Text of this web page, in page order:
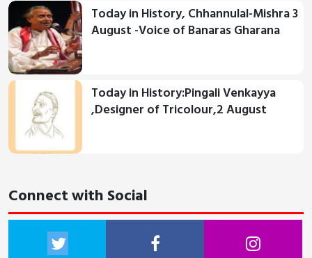
Today in History, Chhannulal-Mishra 3
August -Voice of Banaras Gharana
Today in History:Pingali Venkayya
,Designer of Tricolour,2 August
Connect with Social